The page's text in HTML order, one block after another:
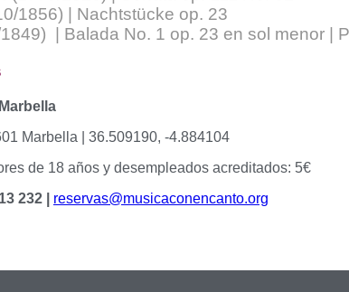
1856) | Nachtstücke op. 23
| Balada No. 1 op. 23 en sol menor |
Marbella | 36.509190, -4.884104
de 18 años y desempleados acreditados: 5€
232 | reservas@musicaconencanto.org